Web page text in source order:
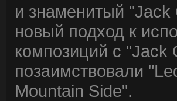
и знаменитый
новый подход к
композиций с "Jack
позаимствовали
Mountain Side".